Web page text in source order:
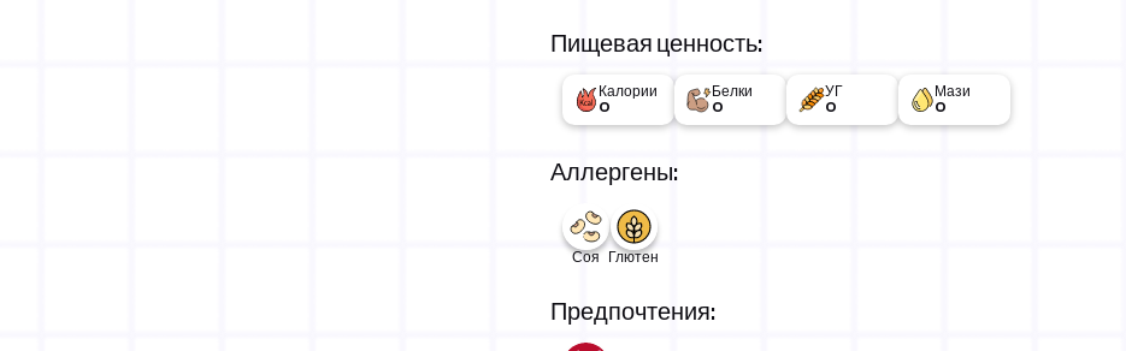
Бифштекс с овощами на рисе
3,290 РСД
Пищевая ценность:
Калории
0
Белки
0
УГ
0
Мази
0
Аллергены:
Соя Глютен
Предпочтения: